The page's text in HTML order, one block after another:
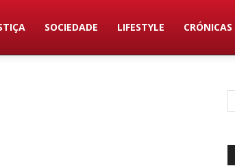
SOCIEDADE LIFESTYLE CRÓNICAS